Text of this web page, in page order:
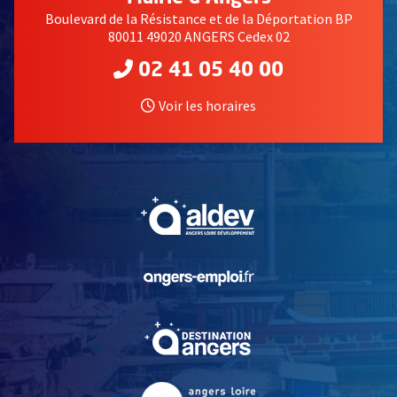
Boulevard de la Résistance et de la Déportation BP
80011 49020 ANGERS Cedex 02
02 41 05 40 00
Voir les horaires
, Ouvre une nouvelle
, Ouvre une nouvelle